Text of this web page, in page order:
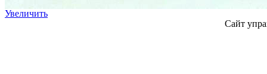
Увеличить
Сайт